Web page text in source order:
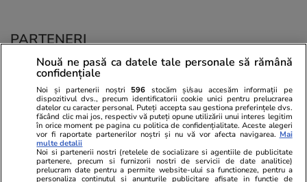
PARTENERI
Nouă ne pasă ca datele tale personale să rămână
confidențiale
Noi și partenerii noștri 596 stocăm și/sau accesăm informații pe
dispozitivul dvs., precum identificatorii cookie unici pentru prelucrarea
datelor cu caracter personal. Puteți accepta sau gestiona preferințele dvs.
făcând clic mai jos, respectiv vă puteți opune utilizării unui interes legitim
în orice moment pe pagina cu politica de confidențialitate. Aceste alegeri
vor fi raportate partenerilor noștri și nu vă vor afecta navigarea. Mai
multe detalii
Noi si partenerii nostri (retelele de socializare si agentiile de publicitate
partenere, precum si furnizorii nostri de servicii de date analitice)
prelucram date pentru a permite website-ului sa functioneze, pentru a
personaliza continutul si anunturile publicitare afisate in functie de